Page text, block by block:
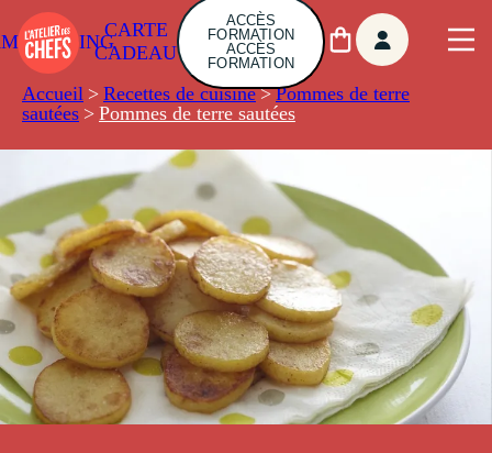
CARTE
CADEAU
ACCÈS
FORMATION
ACCÈS
FORMATION
Accueil > Recettes de cuisine > Pommes de terre
sautées > Pommes de terre sautées